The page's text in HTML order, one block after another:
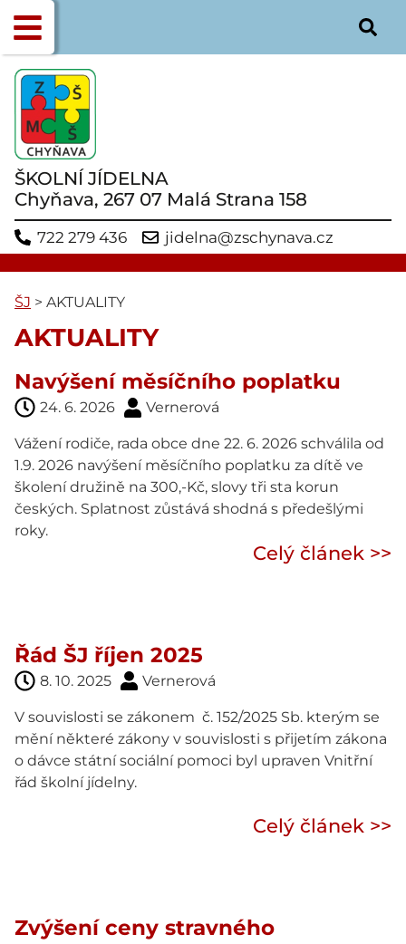
ŠKOLNÍ JÍDELNA
Chyňava, 267 07 Malá Strana 158
722 279 436 jidelna@zschynava.cz
ŠJ > AKTUALITY
AKTUALITY
Navýšení měsíčního poplatku
24. 6. 2026 Vernerová
Vážení rodiče, rada obce dne 22. 6. 2026 schválila od
1.9. 2026 navýšení měsíčního poplatku za dítě ve
školení družině na 300,-Kč, slovy tři sta korun
českých. Splatnost zůstává shodná s předešlými
roky.
Celý článek >>
Řád ŠJ říjen 2025
8. 10. 2025 Vernerová
V souvislosti se zákonem č. 152/2025 Sb. kterým se
mění některé zákony v souvislosti s přijetím zákona
o dávce státní sociální pomoci byl upraven Vnitřní
řád školní jídelny.
Celý článek >>
Zvýšení ceny stravného